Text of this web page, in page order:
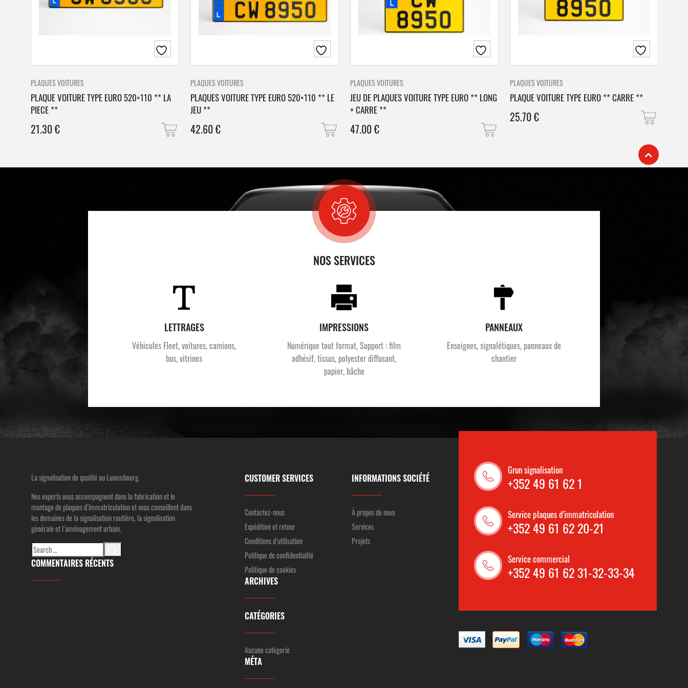
PLAQUES VOITURES
PLAQUE VOITURE TYPE EURO 520×110 ** LA
PIECE **
21.30€
PLAQUES VOITURES
PLAQUES VOITURE TYPE EURO 520×110 ** LE
JEU **
42.60€
PLAQUES VOITURES
JEU DE PLAQUES VOITURE TYPE EURO ** LONG
+ CARRE **
47.00€
PLAQUES VOITURES
PLAQUE VOITURE TYPE EURO ** CARRE **
25.70€
NOS SERVICES
LETTRAGES
Véhicules Fleet, voitures, camions,
bus, vitrines
IMPRESSIONS
Numérique tout format, Support : film
adhésif, tissus, polyester diffusant,
papier, bâche
PANNEAUX
Enseignes, signalétiques, panneaux de
chantier
La signalisation de qualité au Luxembourg.
Nos experts vous accompagnent dans la fabrication et le
montage de plaques d’immatriculation et vous conseillent dans
les domaines de la signalisation routière, la signalisation
générale et l’aménagement urbain.
Search
for:
COMMENTAIRES RÉCENTS
CUSTOMER SERVICES
Contactez-nous
Expédition et retour
Conditions d’utilisation
Politique de confidentialité
Politique de cookies
ARCHIVES
CATÉGORIES
Aucune catégorie
MÉTA
INFORMATIONS SOCIÉTÉ
À propos de nous
Services
Projets
Grun signalisation
+352 49 61 62 1
Service plaques d'immatriculation
+352 49 61 62 20-21
Service commercial
+352 49 61 62 31-32-33-34